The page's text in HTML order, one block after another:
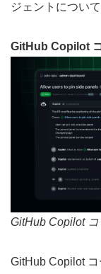
ジェントについ
GitHub Copilot
GitHub Copilot
GitHub Copilot